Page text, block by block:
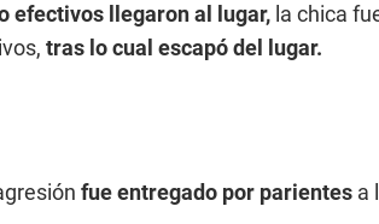
efectivos llegaron al lugar, la chica
tras lo cual escapó del lugar.
fue entregado por parientes a